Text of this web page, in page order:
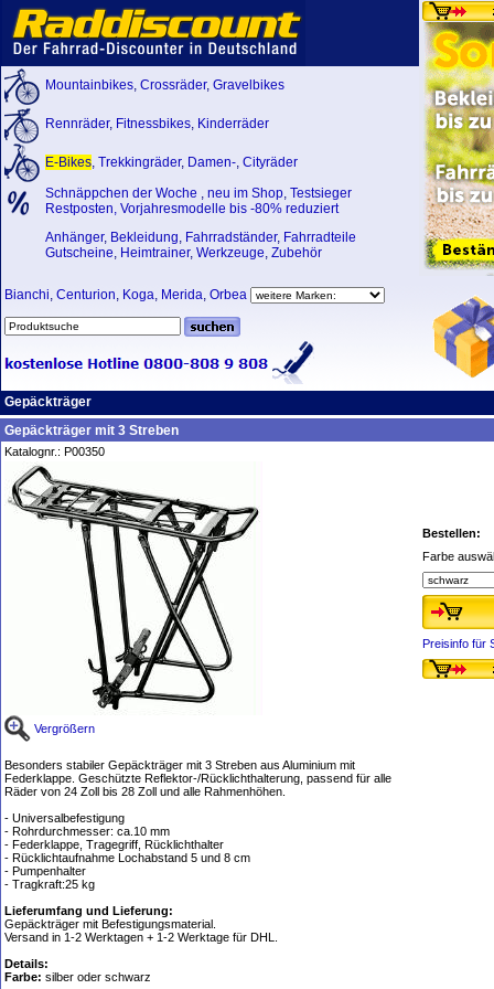
Mountainbikes, Crossräder, Gravelbikes
Rennräder, Fitnessbikes, Kinderräder
E-Bikes, Trekkingräder, Damen-, Cityräder
Schnäppchen der Woche , neu im Shop, Testsieger
Restposten, Vorjahresmodelle bis -80% reduziert
Anhänger, Bekleidung, Fahrradständer, Fahrradteile
Gutscheine, Heimtrainer, Werkzeuge, Zubehör
Bianchi, Centurion, Koga, Merida, Orbea
Gepäckträger
Gepäckträger mit 3 Streben
Katalognr.: P00350
Vergrößern
Besonders stabiler Gepäckträger mit 3 Streben aus Aluminium mit
Federklappe. Geschützte Reflektor-/Rücklichthalterung, passend für alle
Räder von 24 Zoll bis 28 Zoll und alle Rahmenhöhen.
- Universalbefestigung
- Rohrdurchmesser: ca.10 mm
- Federklappe, Tragegriff, Rücklichthalter
- Rücklichtaufnahme Lochabstand 5 und 8 cm
- Pumpenhalter
- Tragkraft:25 kg
Lieferumfang und Lieferung:
Gepäckträger mit Befestigungsmaterial.
Versand in 1-2 Werktagen + 1-2 Werktage für DHL.
Details:
Farbe: silber oder schwarz
Bestellen:
Farbe
Preisinfo für